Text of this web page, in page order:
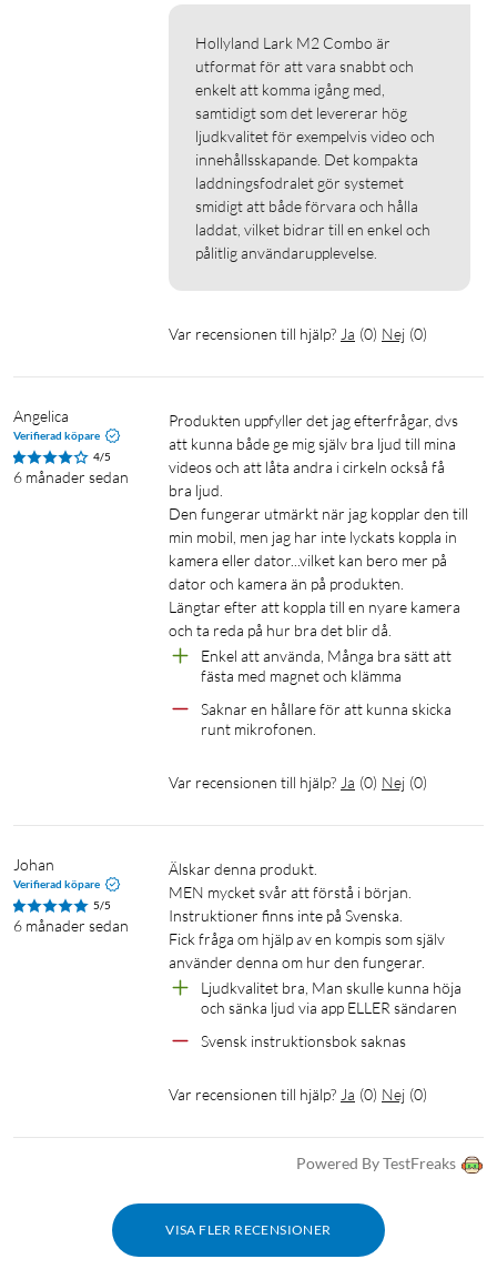
Hollyland Lark M2 Combo är
utformat för att vara snabbt och
enkelt att komma igång med,
samtidigt som det levererar hög
ljudkvalitet för exempelvis video och
innehållsskapande. Det kompakta
laddningsfodralet gör systemet
smidigt att både förvara och hålla
laddat, vilket bidrar till en enkel och
pålitlig användarupplevelse.
Var recensionen till hjälp? Ja (0) Nej (0)
Angelica
Verifierad köpare
4/5
6 månader sedan
Produkten uppfyller det jag efterfrågar, dvs
att kunna både ge mig själv bra ljud till mina
videos och att låta andra i cirkeln också få
bra ljud.
Den fungerar utmärkt när jag kopplar den till
min mobil, men jag har inte lyckats koppla in
kamera eller dator...vilket kan bero mer på
dator och kamera än på produkten.
Längtar efter att koppla till en nyare kamera
och ta reda på hur bra det blir då.
Enkel att använda, Många bra sätt att
fästa med magnet och klämma
Saknar en hållare för att kunna skicka
runt mikrofonen.
Var recensionen till hjälp? Ja (0) Nej (0)
Johan
Verifierad köpare
5/5
6 månader sedan
Älskar denna produkt.
MEN mycket svår att förstå i början.
Instruktioner finns inte på Svenska.
Fick fråga om hjälp av en kompis som själv
använder denna om hur den fungerar.
Ljudkvalitet bra, Man skulle kunna höja
och sänka ljud via app ELLER sändaren
Svensk instruktionsbok saknas
Var recensionen till hjälp? Ja (0) Nej (0)
Powered By TestFreaks
VISA FLER RECENSIONER